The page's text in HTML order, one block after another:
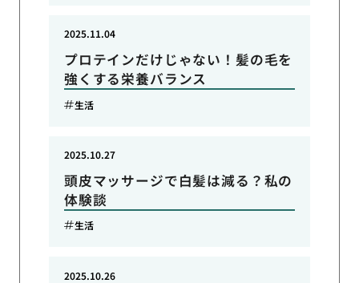
プロテインだけじゃない！髪の毛を
強くする栄養バランス
2025.11.04
生活
頭皮マッサージで白髪は減る？私の
体験談
2025.10.27
生活
2025.10.26